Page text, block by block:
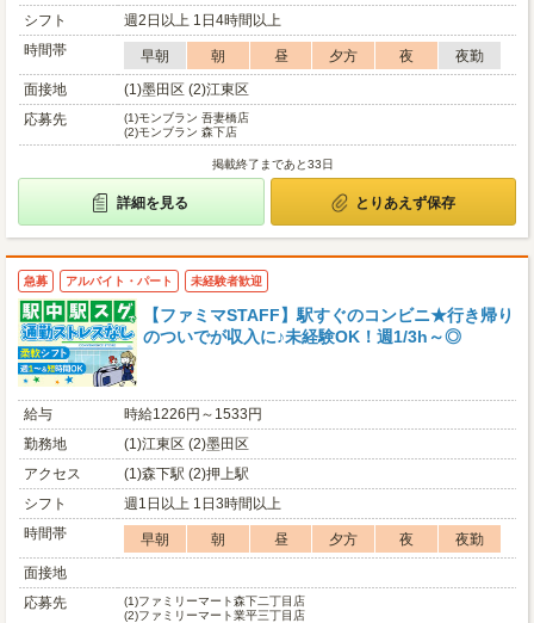
シフト
週2日以上 1日4時間以上
時間帯
早朝 朝 昼 夕方 夜
夜勤
面接地
(1)墨田区 (2)江東区
応募先
(1)モンブラン 吾妻橋店
(2)モンブラン 森下店
掲載終了まであと33日
詳細を見る とりあえず保存
急募 アルバイト・パート 未経験者歓迎
【ファミマSTAFF】駅すぐのコンビニ★行き帰り
のついでが収入に♪未経験OK！週1/3h～◎
給与
時給1226円～1533円
勤務地
(1)江東区 (2)墨田区
アクセス
(1)森下駅 (2)押上駅
シフト
週1日以上 1日3時間以上
時間帯
早朝 朝 昼 夕方 夜
夜勤
面接地
応募先
(1)ファミリーマート森下二丁目店
(2)ファミリーマート業平三丁目店